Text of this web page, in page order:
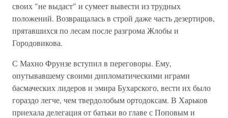
своих "не выдаст" и сумеет вывести из трудных
положений. Возвращалась в строй даже часть дезертиров,
прятавшихся по лесам после разгрома Жлобы и
Городовикова.
С Махно Фрунзе вступил в переговоры. Ему,
опутывавшему своими дипломатическими играми
басмаческих лидеров и эмира Бухарского, вести их было
гораздо легче, чем твердолобым ортодоксам. В Харьков
приехала делегация от батьки во главе с Поповым и